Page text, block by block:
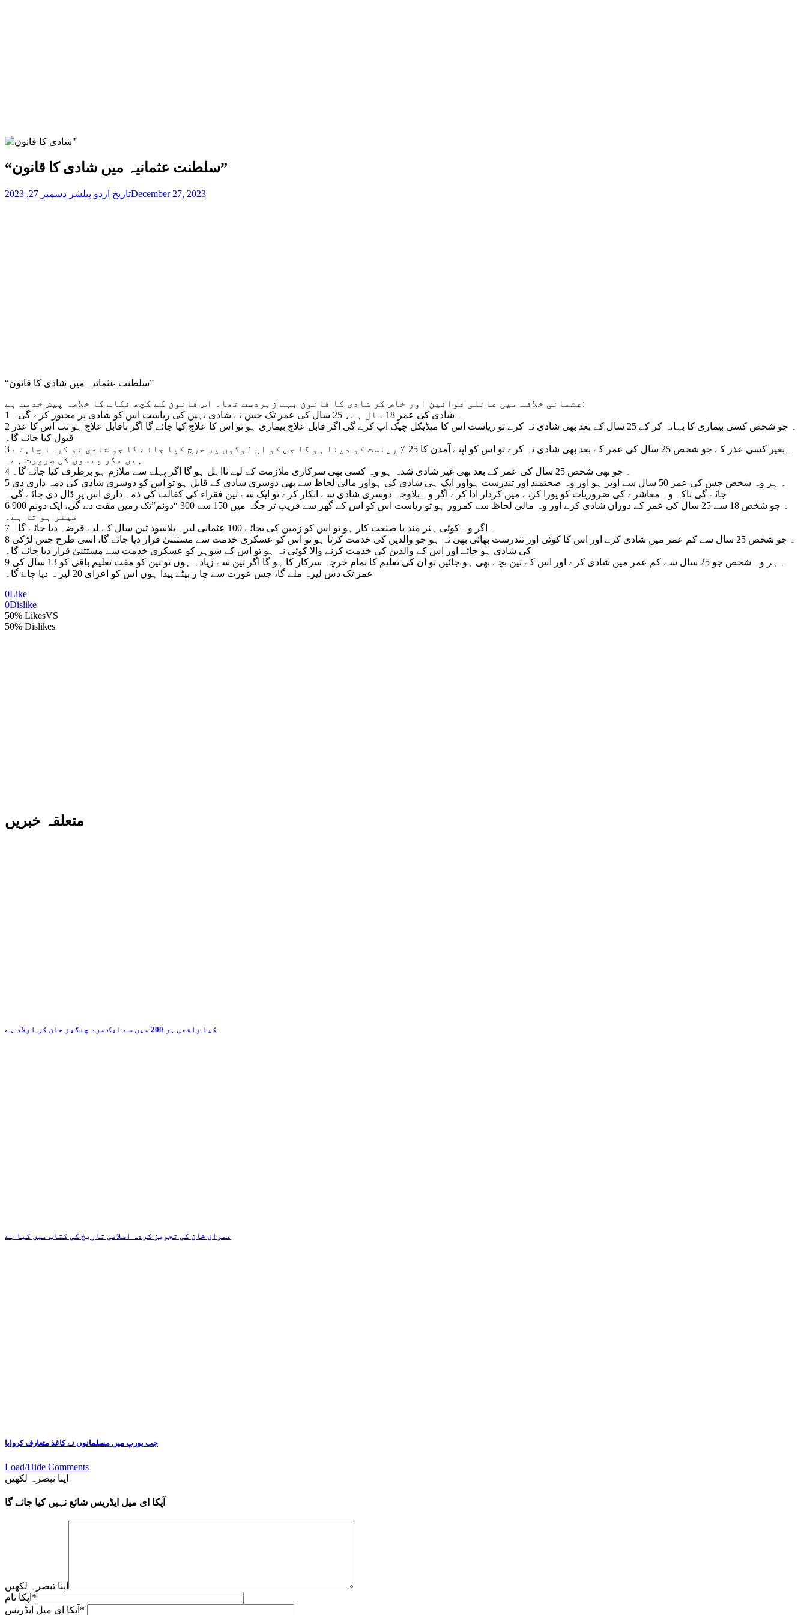
“سلطنت عثمانیہ میں شادی کا قانون”
تاریخ اردو پبلشر دسمبر 27, 2023 December 27, 2023
“سلطنت عثمانیہ میں شادی کا قانون”
عثمانی خلافت میں عائلی قوانین اور خاص کر شادی کا قانون بہت زبردست تھا۔ اس قانون کے کچھ نکات کا خلاصہ پیش خدمت ہے:
1 ۔ شادی کی عمر 18 سال ہے، 25 سال کی عمر تک جس نے شادی نہیں کی ریاست اس کو شادی پر مجبور کرے گی۔
2 ۔ جو شخص کسی بیماری کا بہانہ کر کے 25 سال کے بعد بھی شادی نہ کرے تو ریاست اس کا میڈیکل چیک اپ کرے گی اگر قابل علاج بیماری ہو تو اس کا علاج کیا جائے گا اگر ناقابل علاج ہو تب اس کا عذر
قبول کیا جائے گا۔
3 ۔ بغیر کسی عذر کے جو شخص 25 سال کی عمر کے بعد بھی شادی نہ کرے تو اس کو اپنے آمدن کا 25 ٪ ریاست کو دینا ہو گا جس کو ان لوگوں پر خرچ کیا جائے گا جو شادی تو کرنا چاہتے
ہیں مگر پیسوں کی ضرورت ہے۔
4 ۔ جو بھی شخص 25 سال کی عمر کے بعد بھی غیر شادی شدہ ہو وہ کسی بھی سرکاری ملازمت کے لیے نااہل ہو گا اگر پہلے سے ملازم ہو برطرف کیا جائے گا۔
5 ۔ ہر وہ شخص جس کی عمر 50 سال سے اوپر ہو اور وہ صحتمند اور تندرست ہواور ایک ہی شادی کی ہواور مالی لحاظ سے بھی دوسری شادی کے قابل ہو تو اس کو دوسری شادی کی ذمہ داری دی
جائے گی تاکہ وہ معاشرے کی ضروریات کو پورا کرنے میں کردار ادا کرے اگر وہ بلاوجہ دوسری شادی سے انکار کرے تو ایک سے تین فقراء کی کفالت کی ذمہ داری اس پر ڈال دی جائے گی۔
6 ۔ جو شخص 18 سے 25 سال کی عمر کے دوران شادی کرے اور وہ مالی لحاظ سے کمزور ہو تو ریاست اس کو اس کے گھر سے قریب تر جگہ میں 150 سے 300 “دونم”تک زمین مفت دے گی، ایک دونم 900
میٹر ہو تا ہے۔
7 ۔ اگر وہ کوئی ہنر مند یا صنعت کار ہو تو اس کو زمین کی بجائے 100 عثمانی لیرہ بلاسود تین سال کے لیے قرضہ دیا جائے گا۔
8 ۔ جو شخص 25 سال سے کم عمر میں شادی کرے اور اس کا کوئی اور تندرست بھائی بھی نہ ہو جو والدین کی خدمت کرتا ہو تو اس کو عسکری خدمت سے مستثنیٰ قرار دیا جائے گا، اسی طرح جس لڑکی
کی شادی ہو جائے اور اس کے والدین کی خدمت کرنے والا کوئی نہ ہو تو اس کے شوہر کو عسکری خدمت سے مستثنیٰ قرار دیا جائے گا۔
9 ۔ ہر وہ شخص جو 25 سال سے کم عمر میں شادی کرے اور اس کے تین بچے بھی ہو جائیں تو ان کی تعلیم کا تمام خرچہ سرکار کا ہو گا اگر تین سے زیادہ ہوں تو تین کو مفت تعلیم باقی کو 13 سال کی
عمر تک دس لیرہ ملے گا، جس عورت سے چا ر بیٹے پیدا ہوں اس کو اعزای 20 لیر ہ دیا جاۓ گا۔
0Like
0Dislike
50% LikesVS
50% Dislikes
متعلقہ خبریں
کیا واقعی ہر 200 میں سے ایک مرد چنگیز خان کی اولاد ہے
عمران خان کی تجویز کردہ اسلامی تاریخ کی کتاب میں کیا ہے
جب یورپ میں مسلمانوں نے کاغذ متعارف کروایا
Load/Hide Comments
اپنا تبصرہ لکھیں
آپکا ای میل ایڈریس شائع نہیں کیا جائے گا
اپنا تبصرہ لکھیں
آپکا نام *
آپکا ای میل ایڈریس *